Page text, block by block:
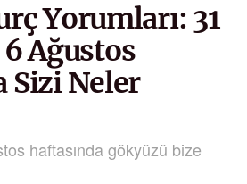
Yorumları: 31
Ağustos
Sizi Neler
haftasında gökyüzü bize